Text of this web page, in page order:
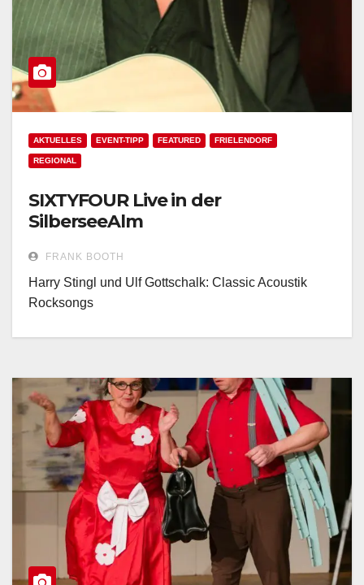
AKTUELLES EVENT-TIPP FEATURED FRIELENDORF
REGIONAL
SIXTYFOUR Live in der
SilberseeAlm
FRANK BOOTH
Harry Stingl und Ulf Gottschalk: Classic Acoustik
Rocksongs